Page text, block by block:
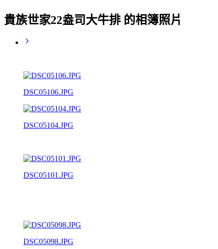
貴族世家22盎司大牛排 的相簿照片
DSC05106.JPG
DSC05104.JPG
DSC05101.JPG
DSC05098.JPG